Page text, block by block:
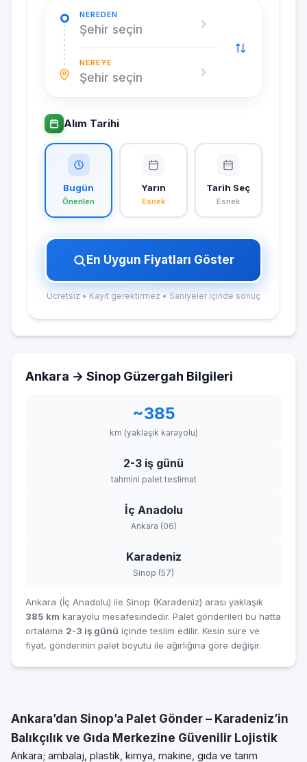
NEREDEN
Şehir seçin
NEREYE
Şehir seçin
Alım Tarihi
Bugün
Önerilen
Yarın
Esnek
Tarih Seç
Esnek
En Uygun Fiyatları Göster
Ücretsiz • Kayıt gerektirmez • Saniyeler içinde sonuç
Ankara → Sinop Güzergah Bilgileri
~385
km (yaklaşık karayolu)
2-3 iş günü
tahmini palet teslimat
İç Anadolu
Ankara (06)
Karadeniz
Sinop (57)
Ankara (İç Anadolu) ile Sinop (Karadeniz) arası yaklaşık
385 km karayolu mesafesindedir. Palet gönderileri bu hatta
ortalama 2-3 iş günü içinde teslim edilir. Kesin süre ve
fiyat, gönderinin palet boyutu ile ağırlığına göre değişir.
Ankara’dan Sinop’a Palet Gönder – Karadeniz’in
Balıkçılık ve Gıda Merkezine Güvenilir Lojistik
Ankara; ambalaj, plastik, kimya, makine, gıda ve tarım